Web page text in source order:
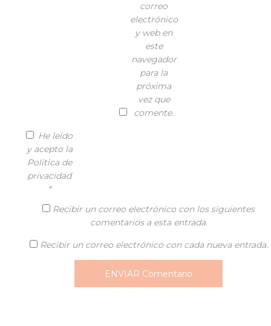
correo
electrónico
y web en
este
navegador
para la
próxima
vez que
comente.
He leído
y acepto la
Política de
privacidad
*
Recibir un correo electrónico con los siguientes
comentarios a esta entrada.
Recibir un correo electrónico con cada nueva entrada.